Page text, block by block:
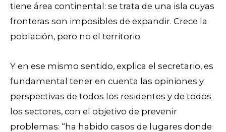
tiene área continental: se trata de una isla cuyas
fronteras son imposibles de expandir. Crece la
población, pero no el territorio.
Y en ese mismo sentido, explica el secretario, es
fundamental tener en cuenta las opiniones y
perspectivas de todos los residentes y de todos
los sectores, con el objetivo de prevenir
problemas: “ha habido casos de lugares donde